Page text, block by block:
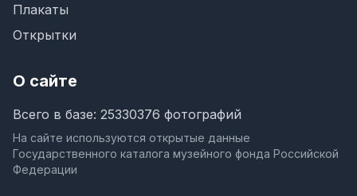
Плакаты
Открытки
О сайте
Всего в базе: 25330376 фотографий
На сайте используются открытые данные
Государственного каталога музейного фонда Российской
Федерации